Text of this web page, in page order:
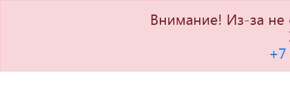
Внимание! Из-за не